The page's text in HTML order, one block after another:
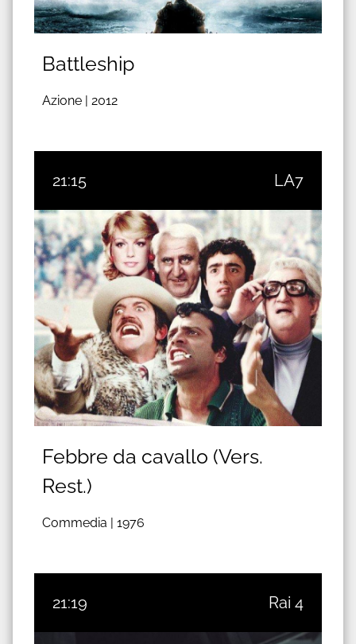
Battleship
Azione | 2012
21:15 LA7
Febbre da cavallo (Vers.
Rest.)
Commedia | 1976
21:19 Rai 4